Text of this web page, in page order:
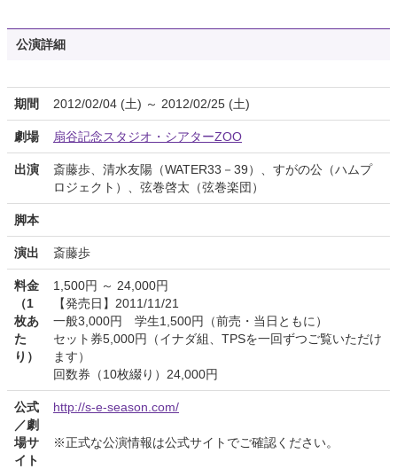
公演詳細
期間 2012/02/04 (土) ～ 2012/02/25 (土)
劇場 扇谷記念スタジオ・シアターZOO
出演
斎藤歩、清水友陽（WATER33－39）、すがの公（ハムプ
ロジェクト）、弦巻啓太（弦巻楽団）
脚本
演出 斎藤歩
料金
（1
枚あ
た
り）
1,500円 ～ 24,000円
【発売日】2011/11/21
一般3,000円 学生1,500円（前売・当日ともに）
セット券5,000円（イナダ組、TPSを一回ずつご覧いただけ
ます）
回数券（10枚綴り）24,000円
公式
／劇
場サ
イト
http://s-e-season.com/
※正式な公演情報は公式サイトでご確認ください。